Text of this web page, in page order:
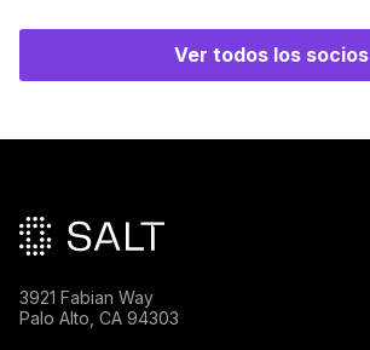
Ver todos los socios
3921 Fabian Way
Palo Alto, CA 94303